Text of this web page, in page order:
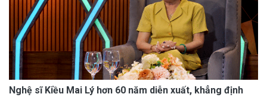
Nghệ sĩ Kiều Mai Lý hơn 60 năm diễn xuất, khẳng định